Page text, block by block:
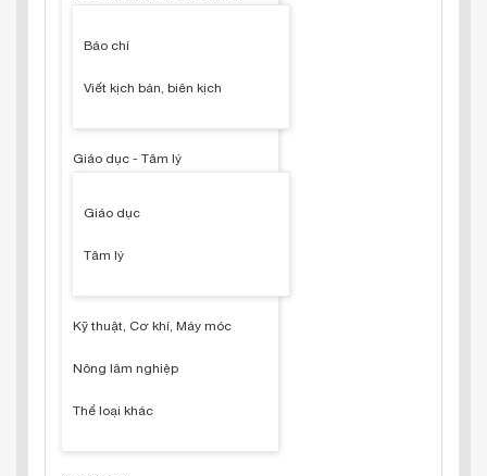
Báo chí
Viết kịch bản, biên kịch
Giáo dục - Tâm lý
Giáo dục
Tâm lý
Kỹ thuật, Cơ khí, Máy móc
Nông lâm nghiệp
Thể loại khác